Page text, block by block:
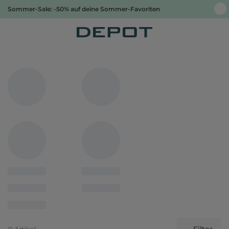
Sommer-Sale: -50% auf deine Sommer-Favoriten